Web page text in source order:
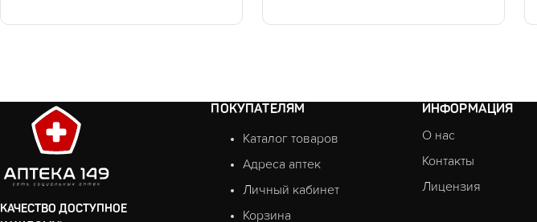
КАЧЕСТВО ДОСТУПНОЕ
ПОКУПАТЕЛЯМ
Каталог товаров
Адреса аптек
Личный кабинет
Корзина
ИНФОРМАЦИЯ
О нас
Контакты
Лицензия